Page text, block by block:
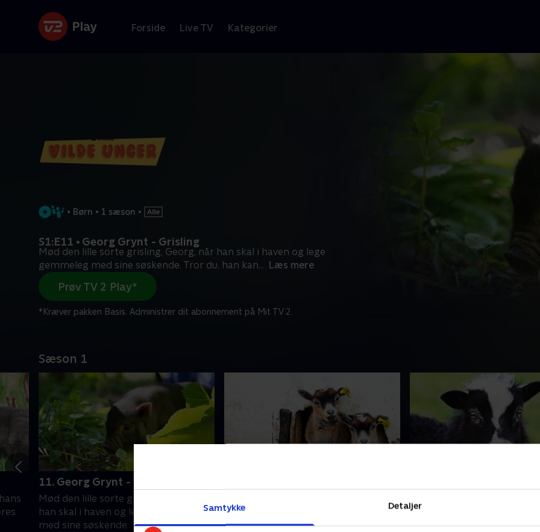
Samtykke Detaljer
Forside Live TV Kategorier
• Børn • 1 sæson •
S1:E11 • Georg Grynt - Grisling
Mød den lille sorte grisling, Georg, når han skal i haven og lege
gemmeleg med sine søskende. Tror du, han kan... Læs mere
Prøv TV 2 Play*
*Kræver pakken Basis. Administrer dit abonnement på Mit TV 2.
Sæson 1
11. Georg Grynt - Grisling
Mød den lille sorte grisling, Georg, når
han skal i haven og lege gemmeleg
med sine søskende. Tror du, han kan
bor her på en bondegård sammen
med sine to lækkersultne søskende.
lam, Kalle Krøl, med sin mor.